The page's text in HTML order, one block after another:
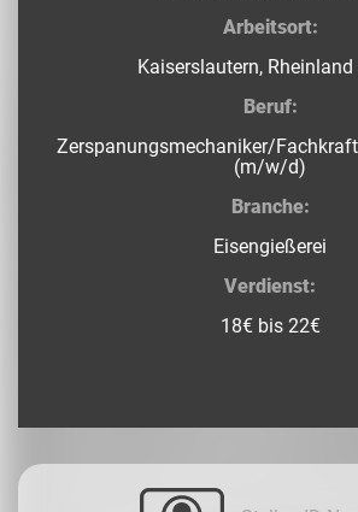
Arbeitsort:
Kaiserslautern,
Beruf:
Zerspanungsmechaniker/
(m/w/d)
Branche:
Eisengießerei
Verdienst:
18€ bis 22€